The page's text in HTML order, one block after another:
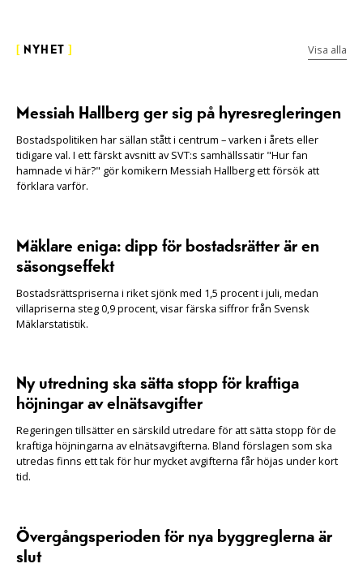
NYHET Visa alla
Messiah Hallberg ger sig på hyresregleringen
Bostadspolitiken har sällan stått i centrum – varken i årets eller
tidigare val. I ett färskt avsnitt av SVT:s samhällssatir "Hur fan
hamnade vi här?" gör komikern Messiah Hallberg ett försök att
förklara varför.
Mäklare eniga: dipp för bostadsrätter är en
säsongseffekt
Bostadsrättspriserna i riket sjönk med 1,5 procent i juli, medan
villapriserna steg 0,9 procent, visar färska siffror från Svensk
Mäklarstatistik.
Ny utredning ska sätta stopp för kraftiga
höjningar av elnätsavgifter
Regeringen tillsätter en särskild utredare för att sätta stopp för de
kraftiga höjningarna av elnätsavgifterna. Bland förslagen som ska
utredas finns ett tak för hur mycket avgifterna får höjas under kort
tid.
Övergångsperioden för nya byggreglerna är
slut